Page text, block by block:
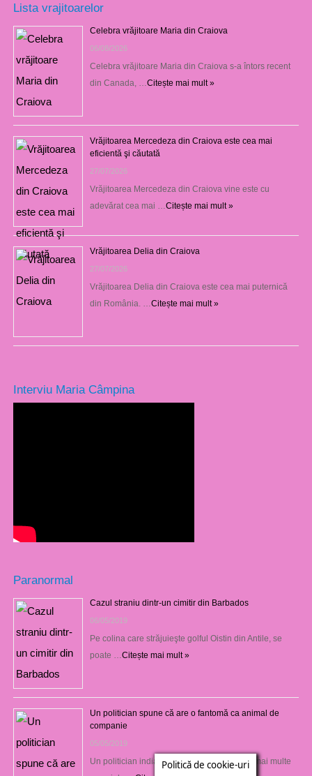
Lista vrajitoarelor
Celebra vrăjitoare Maria din Craiova
06/08/2026
Celebra vrăjitoare Maria din Craiova s-a întors recent
din Canada, … Citește mai mult »
Vrăjitoarea Mercedeza din Craiova este cea mai
eficientă şi căutată
27/07/2026
Vrăjitoarea Mercedeza din Craiova vine este cu
adevărat cea mai … Citește mai mult »
Vrăjitoarea Delia din Craiova
27/07/2026
Vrăjitoarea Delia din Craiova este cea mai puternică
din România. … Citește mai mult »
Interviu Maria Câmpina
Paranormal
Cazul straniu dintr-un cimitir din Barbados
06/05/2019
Pe colina care străjuieşte golful Oistin din Antile, se
poate … Citește mai mult »
Un politician spune că are o fantomă ca animal de
companie
05/05/2019
Un politician indian controversat implicat în mai multe
Politică de cookie-uri